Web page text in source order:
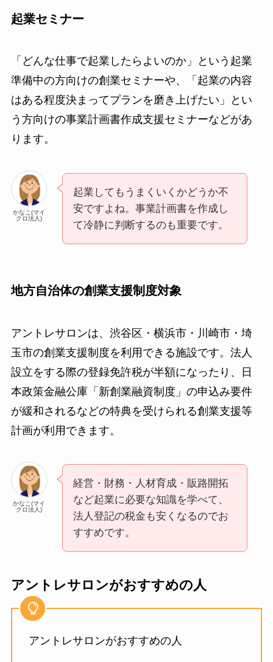
起業セミナー
「どんな仕事で起業したらよいのか」という起業
準備中の方向けの創業セミナーや、「起業の内容
はある程度決まってプランを磨き上げたい」とい
う方向けの事業計画書作成支援セミナーなどがあ
ります。
かなこ(マイ
クロ法人)
起業してもうまくいくかどうか不
安ですよね。事業計画書を作成し
て冷静に判断するのも重要です。
地方自治体の創業支援制度対象
アントレサロンは、渋谷区・横浜市・川崎市・埼
玉市の創業支援制度を利用できる施設です。法人
設立をする際の登録免許税が半額になったり、日
本政策金融公庫「新創業融資制度」の申込み要件
が緩和されるなどの特典を受けられる創業支援等
計画が利用できます。
かなこ(マイ
クロ法人)
経営・財務・人材育成・販路開拓
など起業に必要な知識を学べて、
法人登記の税金も安くなるのでお
すすめです。
アントレサロンがおすすめの人
アントレサロンがおすすめの人